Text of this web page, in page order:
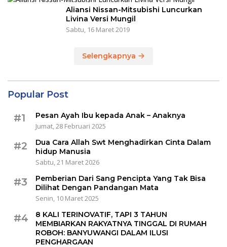
Aliansi Nissan-Mitsubishi Luncurkan
Livina Versi Mungil
Sabtu, 16 Maret 2019
Selengkapnya
Popular Post
#1
Pesan Ayah Ibu kepada Anak – Anaknya
Jumat, 28 Februari 2025
#2
Dua Cara Allah Swt Menghadirkan Cinta Dalam
hidup Manusia
Sabtu, 21 Maret 2026
#3
Pemberian Dari Sang Pencipta Yang Tak Bisa
Dilihat Dengan Pandangan Mata
Senin, 10 Maret 2025
#4
8 KALI TERINOVATIF, TAPI 3 TAHUN
MEMBIARKAN RAKYATNYA TINGGAL DI RUMAH
ROBOH: BANYUWANGI DALAM ILUSI
PENGHARGAAN